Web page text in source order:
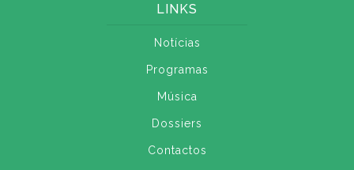
LINKS
Notícias
Programas
Música
Dossiers
Contactos